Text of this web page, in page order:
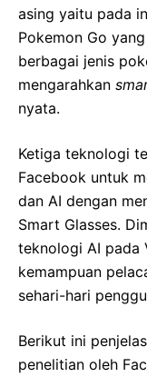
asing yaitu pada
Pokemon Go
berbagai jenis
mengarahkan
nyata.
Ketiga teknologi
Facebook untuk
dan AI dengan
Smart Glasses.
teknologi AI pada
kemampuan
sehari-hari
Berikut ini
penelitian oleh